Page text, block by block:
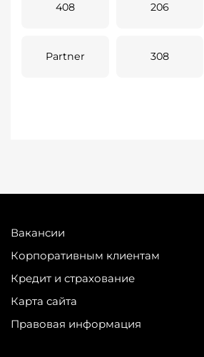
408 206
Partner 308
Вакансии
Корпоративным клиентам
Кредит и страхование
Карта сайта
Правовая информация